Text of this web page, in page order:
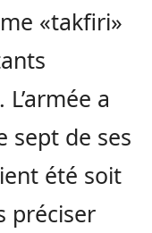
«takfiri»
a
sept de ses
été soit
préciser